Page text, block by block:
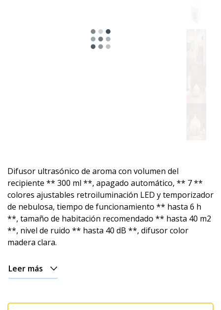
Difusor ultrasónico de aroma con volumen del
recipiente ** 300 ml **, apagado automático, ** 7 **
colores ajustables retroiluminación LED y temporizador
de nebulosa, tiempo de funcionamiento ** hasta 6 h
**, tamaño de habitación recomendado ** hasta 40 m2
**, nivel de ruido ** hasta 40 dB **, difusor color
madera clara.
Leer más